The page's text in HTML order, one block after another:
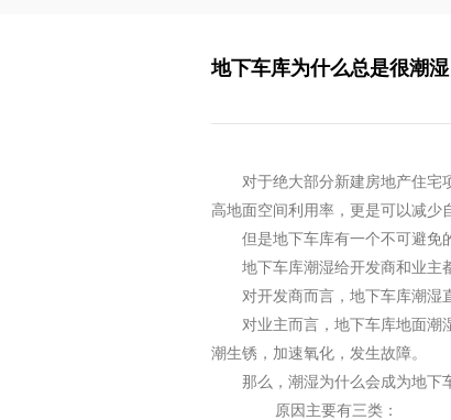
地下车库为什么总是很潮
对于绝大部分新建房地产住宅
高地面空间利用率，更是可以减少
但是地下车库有一个不可避免
地下车库潮湿给开发商和业主
对开发商而言，地下车库潮湿
对业主而言，地下车库地面潮
潮生锈，加速氧化，发生故障。
那么，潮湿为什么会成为地下
原因主要有三类：